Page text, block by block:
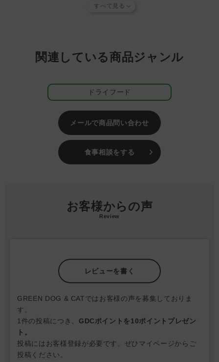
商品形状のバラつき や 商品導入スタンスについて詳しく
本商品はご注文タイミングやご注文内容によっては、購入履
歴からのご注文キャンセル、修正を受け付けることができな
(「発送予定日のお知らせメール」をお送りする前であれ
ば、メール・お電話・マイページにてご注文をキャンセルい
トナー（愛犬）にも食べられる楽しみを増やしてあげることがで
フィッシュ： 海洋汚染の心配が少ないノルウェー産の魚を使
用し、炎症や細胞の健康維持に配慮
肪・低カロリー・高タンパクでビタミンも豊富
： 脂肪代謝をサポートするL-カルニチンが豊富なラム肉
： 厳しい衛生基準のイタリア豚の中でも生後7ヶ月の
柔らかく脂肪の少ない豚肉を単一使用
： 低脂肪・低カロリー・高タンパク質でビタミンEが
豊富で日本でも人気素材
ヘルシースキン（魚）
： 皮膚・被毛の健康維持にセージ（サ
ルビア・オフィシナリス）エキスや抗酸化作用で有名なクランベ
合のたグレインフリーレシピ
お腹の健康維持に配慮
オメガ3とオメガ6の比率を1:2にバランスよく配合し、優れた作
＃202507
＃おトク100
関連している商品ジャンル
ドライフード
メールで商品問い合わせ
食事相談をする
お客様からの声
Review
レビューを書く
GREEN DOG & CATではお客様の声を募集しておりま
す。
1件の投稿につき、 GDCポイントを10ポイントプレゼン
ト。
投稿にはお客様登録が必要です。ぜひマイページからご
投稿ください。